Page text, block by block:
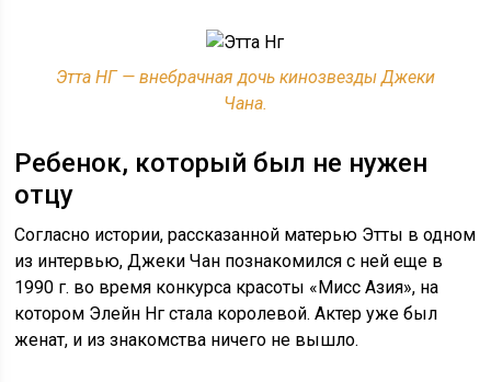
Этта НГ — внебрачная дочь кинозвезды Джеки
Чана.
Ребенок, который был не нужен
отцу
Согласно истории, рассказанной матерью Этты в одном
из интервью, Джеки Чан познакомился с ней еще в
1990 г. во время конкурса красоты «Мисс Азия», на
котором Элейн Нг стала королевой. Актер уже был
женат, и из знакомства ничего не вышло.